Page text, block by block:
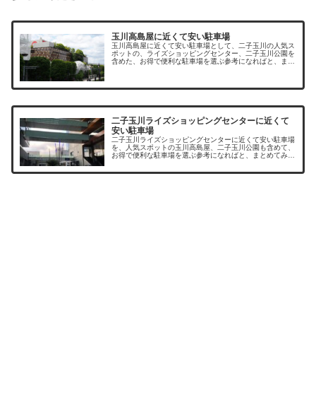
玉川高島屋に近くて安い駐車場
玉川高島屋に近くて安い駐車場として、二子玉川の人気ス
ポットの、ライズショッピングセンター、二子玉川公園を
含めた、お得で便利な駐車場を選ぶ参考になればと、まと
二子玉川ライズショッピングセンターに近くて
安い駐車場
二子玉川ライズショッピングセンターに近くて安い駐車場
を、人気スポットの玉川高島屋、二子玉川公園も含めて、
お得で便利な駐車場を選ぶ参考になればと、まとめてみま
は駐車料金も割り増しとなっていた...